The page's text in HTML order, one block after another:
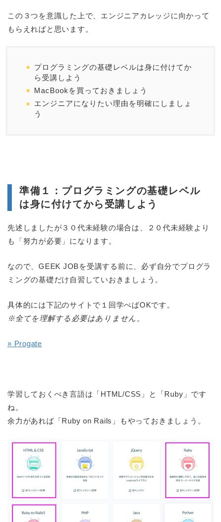
この３つを意識した上で、エンジニアカレッジに向かって
もらえればと思います。
プログラミングの基礎レベルは身に付けてか
ら受講しよう
MacBookを買っておきましょう
エンジニアになりたい理由を明確にしましょ
う
準備１：プログラミングの基礎レベル
は身に付けてから受講しよう
先述しましたが３０代未経験の場合は、２０代未経験より
も「努力が必要」になります。
なので、GEEK JOBを受講する前に、必ず自分でプログラ
ミングの基礎だけ自習していおきましょう。
具体的には下記のサイトで１回学べばOKです。
※全てを理解する必要はありません。
» Progate
学習しておくべき言語は「HTML/CSS」と「Ruby」です
ね。
余力があれば「Ruby on Rails」もやっておきましょう。